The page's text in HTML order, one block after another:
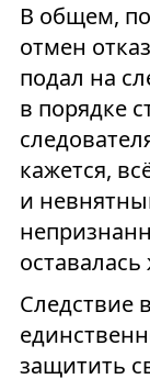
В общем,
отмен
подал на
в порядке
кажется,
и
Следствие
защитить